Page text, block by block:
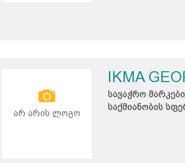
არ არის ლოგო
IKMA
სავაჭრო
საქმიანობის